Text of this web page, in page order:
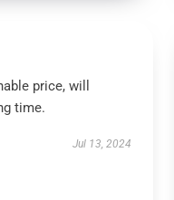
price, will
time.
Jul 13, 2024